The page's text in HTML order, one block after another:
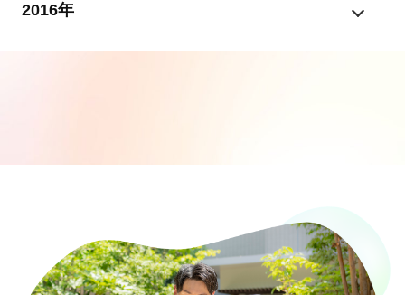
2016年